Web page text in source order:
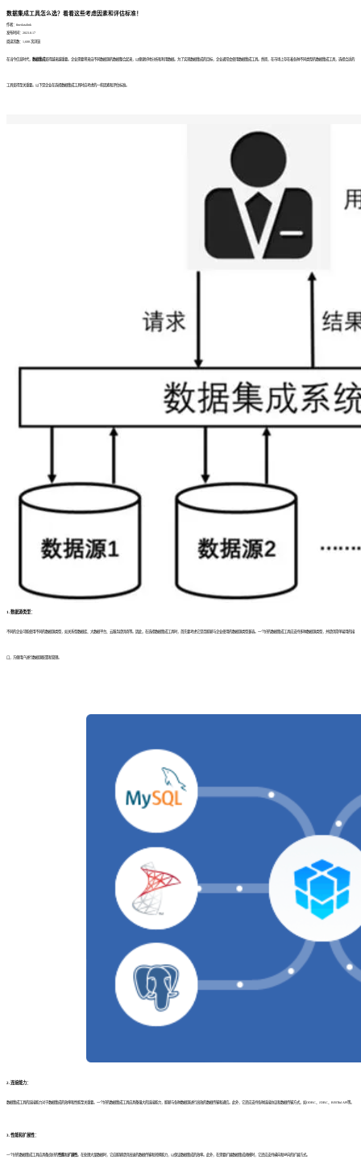
数据集成工具怎么选？看看这些考虑因素和评估标准！
作者：finedatalink
发布时间：2023.8.17
阅读次数：1,608 次浏览
在当今信息时代， 数据集成变得越来越重要。企业需要将来自不同数据源的数据整合起来，以便更好地分析和利用数据。为了实现数据集成的目标，企业通常会使用数据集成工具。然而，在市场上存在着各种不同类型的数据集成工具，选择合适的
工具变得至关重要。以下是企业在选择数据集成工具时应考虑的一些因素和评估标准。
1. 数据源类型：
不同的企业可能使用不同的数据源类型，如关系型数据库、大数据平台、云服务提供商等。因此，在选择数据集成工具时，首先要考虑它是否能够与企业使用的数据源类型兼容。一个好的数据集成工具应支持多种数据源类型，并提供简单易用的接
口，方便用户进行数据源配置和管理。
2. 连接能力：
数据集成工具的连接能力对于数据集成的效率和性能至关重要。一个好的数据集成工具应具备强大的连接能力，能够与各种数据源进行高效的数据传输和通信。此外，它还应支持各种连接协议和数据传输方式，如ODBC、JDBC、RESTful API等。
3. 性能和扩展性：
一个好的数据集成工具应具备良好的性能和 扩展性。在处理大量数据时，它应能够提供高速的数据传输和转换能力，以保证数据集成的效率。此外，在需要扩展数据集成规模时，它还应支持横向和纵向的扩展方式。